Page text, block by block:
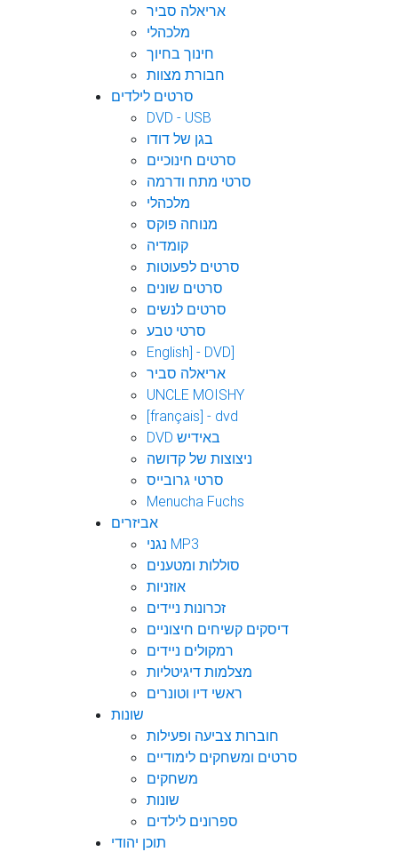
אריאלה סביר
מלכהלי
חינוך בחיוך
חבורת מצוות
סרטים לילדים
DVD - USB
בגן של דודו
סרטים חינוכיים
סרטי מתח ודרמה
מלכהלי
מנוחה פוקס
קומדיה
סרטים לפעוטות
סרטים שונים
סרטים לנשים
סרטי טבע
English] - DVD]
אריאלה סביר
UNCLE MOISHY
[français] - dvd
DVD באידיש
ניצוצות של קדושה
סרטי גרובייס
Menucha Fuchs
אביזרים
נגני MP3
סוללות ומטענים
אוזניות
זכרונות ניידים
דיסקים קשיחים חיצוניים
רמקולים ניידים
מצלמות דיגיטליות
ראשי דיו וטונרים
שונות
חוברות צביעה ופעילות
סרטים ומשחקים לימודיים
משחקים
שונות
ספרונים לילדים
תוכן יהודי